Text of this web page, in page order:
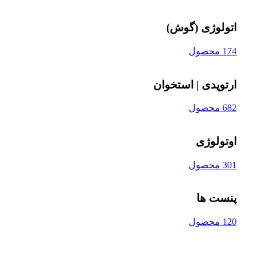
اتولوژی (گوش)
174 محصول
ارتوپدی | استخوان
682 محصول
اوتولوژی
301 محصول
پنست ها
120 محصول